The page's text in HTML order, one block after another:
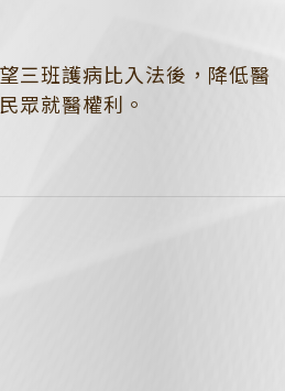
三班護病比入法後，降低醫
眾就醫權利。